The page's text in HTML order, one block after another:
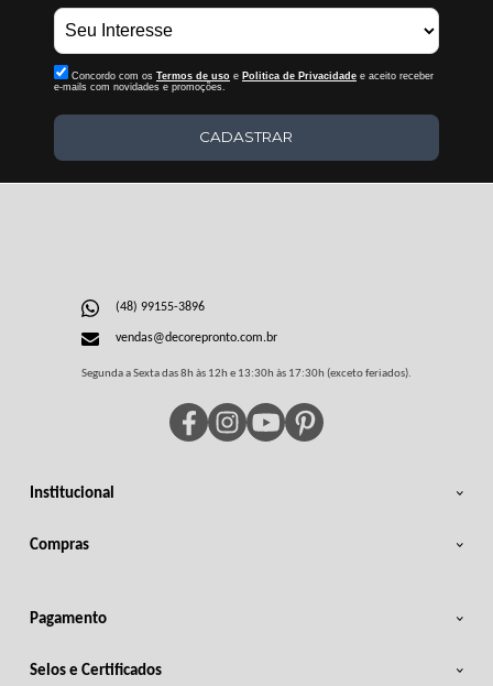
Concordo com os Termos de uso e Politica de Privacidadee aceito receber
e-mails com novidades e promoções.
CADASTRAR
Institucional
Compras
(48) 99155-3896
vendas@decorepronto.com.br
Segunda a Sexta das 8h às 12h e 13:30h às 17:30h (exceto feriados).
Pagamento
Selos e Certificados